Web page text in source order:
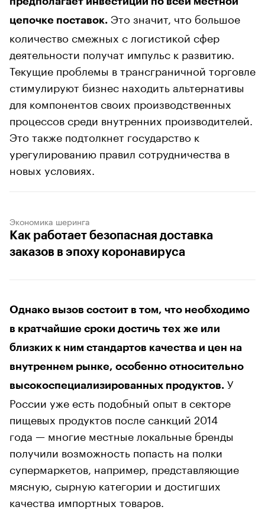
цепочке поставок. Это значит, что большое
количество смежных с логистикой сфер
деятельности получат импульс к развитию.
Текущие проблемы в трансграничной торговле
стимулируют бизнес находить альтернативы
для компонентов своих производственных
процессов среди внутренних производителей.
Это также подтолкнет государство к
урегулированию правил сотрудничества в
новых условиях.
Экономика шеринга
Как работает безопасная доставка
заказов в эпоху коронавируса
Однако вызов состоит в том, что необходимо
в кратчайшие сроки достичь тех же или
близких к ним стандартов качества и цен на
внутреннем рынке, особенно относительно
высокоспециализированных продуктов. У
России уже есть подобный опыт в секторе
пищевых продуктов после санкций 2014
года — многие местные локальные бренды
получили возможность попасть на полки
супермаркетов, например, представляющие
мясную, сырную категории и достигших
качества импортных товаров.